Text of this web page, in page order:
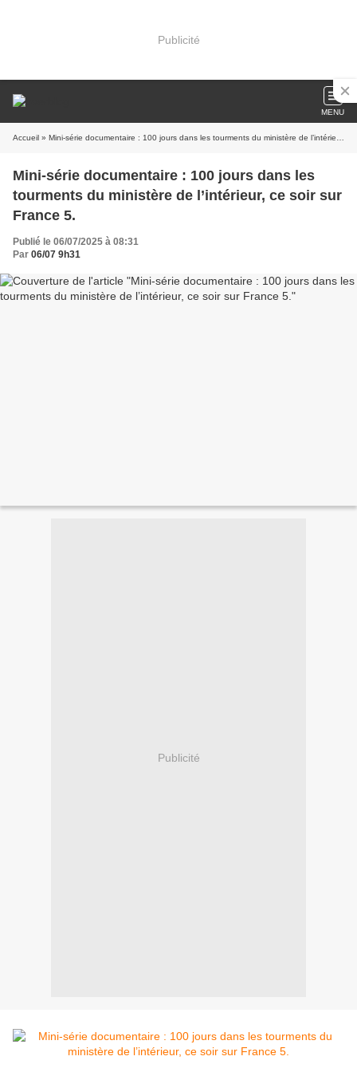
Publicité
MENU
Accueil » Mini-série documentaire : 100 jours dans les tourments du ministère de l’intérieur, ce soir sur France 5.
Mini-série documentaire : 100 jours dans les
tourments du ministère de l’intérieur, ce soir sur
France 5.
Publié le 06/07/2025 à 08:31
Par 06/07 9h31
Publicité